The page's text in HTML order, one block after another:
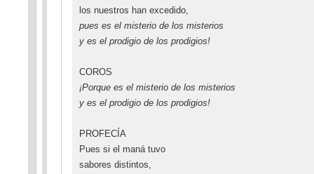
los nuestros han excedido,
pues es el misterio de los misterios
y es el prodigio de los prodigios!
COROS
¡Porque es el misterio de los misterios
y es el prodigio de los prodigios!
PROFECÍA
Pues si el maná tuvo
sabores distintos,